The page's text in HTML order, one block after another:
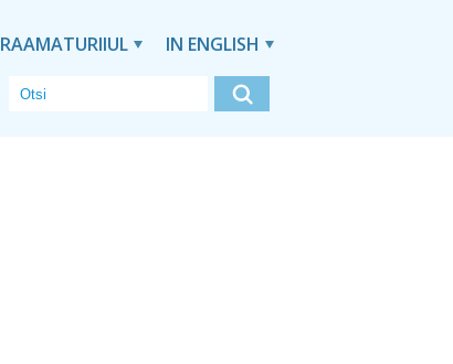
RAAMATURIIUL IN ENGLISH